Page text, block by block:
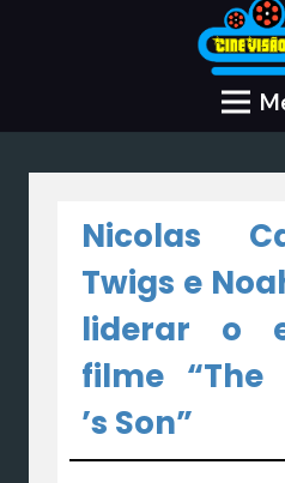
Nicolas
Twigs e
liderar o
filme “The
’s Son”